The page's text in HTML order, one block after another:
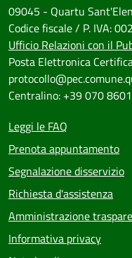
09045 - Quartu
Codice fiscale / P. IVA:
Ufficio Relazioni con il
Posta Elettronica
Centralino: +39 070
Leggi le FAQ
Prenota appuntamento
Segnalazione disservizio
Richiesta d'assistenza
Amministrazione
Informativa privacy